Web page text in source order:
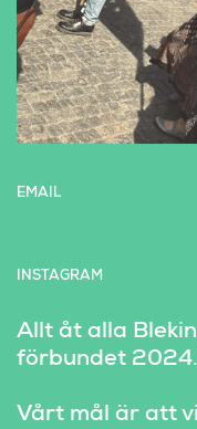
EMAIL
INSTAGRAM
Allt åt alla
förbundet 2024.
Vårt mål är att